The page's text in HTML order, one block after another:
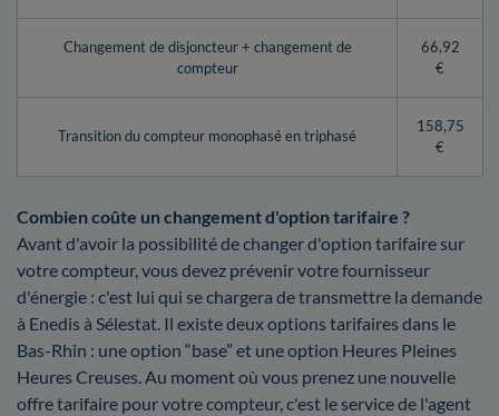
Changement de disjoncteur + changement de
compteur
66,92
€
Transition du compteur monophasé en triphasé
158,75
€
Combien coûte un changement d'option tarifaire ?
Avant d'avoir la possibilité de changer d'option tarifaire sur
votre compteur, vous devez prévenir votre fournisseur
d'énergie : c'est lui qui se chargera de transmettre la demande
à Enedis à Sélestat. Il existe deux options tarifaires dans le
Bas-Rhin : une option “base” et une option Heures Pleines
Heures Creuses. Au moment où vous prenez une nouvelle
offre tarifaire pour votre compteur, c'est le service de l'agent